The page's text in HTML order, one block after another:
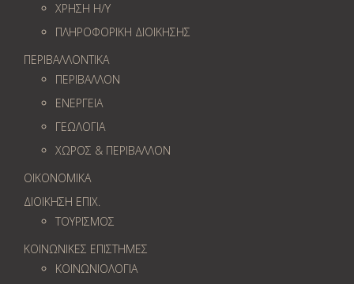
ΧΡΗΣΗ Η/Υ
ΠΛΗΡΟΦΟΡΙΚΗ ΔΙΟΙΚΗΣΗΣ
ΠΕΡΙΒΑΛΛΟΝΤΙΚΑ
ΠΕΡΙΒΑΛΛΟΝ
ΕΝΕΡΓΕΙΑ
ΓΕΩΛOΓΙΑ
ΧΩΡΟΣ & ΠΕΡΙΒΑΛΛΟΝ
ΟΙΚΟΝΟΜΙΚΑ
ΔΙΟΙΚΗΣΗ ΕΠΙΧ.
ΤΟΥΡΙΣΜΟΣ
ΚΟΙΝΩΝΙΚΕΣ ΕΠΙΣΤΗΜΕΣ
ΚΟΙΝΩΝΙΟΛΟΓΙΑ